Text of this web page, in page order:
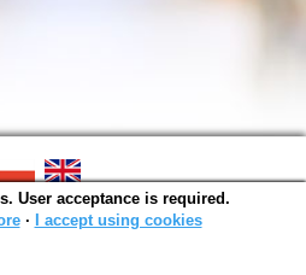
v. 6.11.10 (2026-07-24)
in 0,0014 s.
User acceptance is required.
∙ I accept using cookies